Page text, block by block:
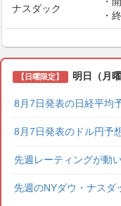
ナスダック
・
【日曜限定】 明日（月
8月7日発表の日経平均
8月7日発表のドル円予
先週レーティングが動
先週のNYダウ・ナスダ